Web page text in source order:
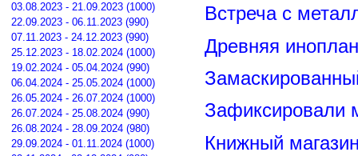
03.08.2023 - 21.09.2023 (1000)
22.09.2023 - 06.11.2023 (990)
07.11.2023 - 24.12.2023 (990)
25.12.2023 - 18.02.2024 (1000)
19.02.2024 - 05.04.2024 (990)
06.04.2024 - 25.05.2024 (1000)
26.05.2024 - 26.07.2024 (1000)
26.07.2024 - 25.08.2024 (990)
26.08.2024 - 28.09.2024 (980)
29.09.2024 - 01.11.2024 (1000)
Встреча с
Древняя
Зафиксировали
Книжный